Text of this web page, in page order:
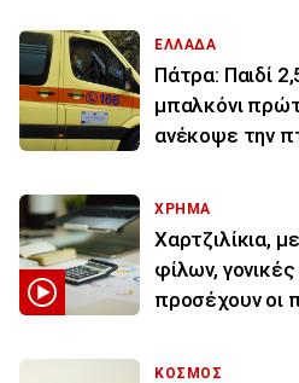
ΕΛΛΑΔΑ
Πάτρα: Παιδί
μπαλκόνι
ανέκοψε την
ΧΡΗΜΑ
Χαρτζιλίκια,
φίλων,
προσέχουν οι
ΚΟΣΜΟΣ